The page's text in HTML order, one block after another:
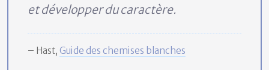
et développer du caractère.
– Hast, Guide des chemises blanches